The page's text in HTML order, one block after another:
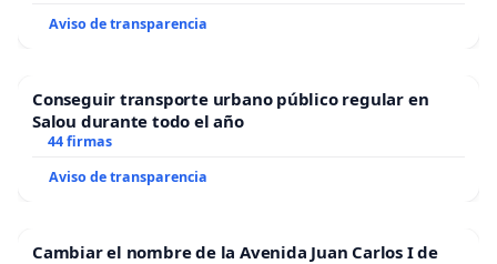
Aviso de transparencia
Conseguir transporte urbano público regular en
Salou durante todo el año
44 firmas
Aviso de transparencia
Cambiar el nombre de la Avenida Juan Carlos I de